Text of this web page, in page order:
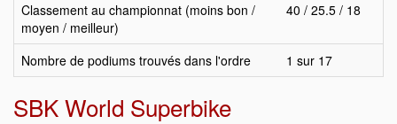
Classement au championnat (moins bon /
moyen / meilleur)
40 / 25.5 / 18
Nombre de podiums trouvés dans l'ordre 1 sur 17
SBK World Superbike